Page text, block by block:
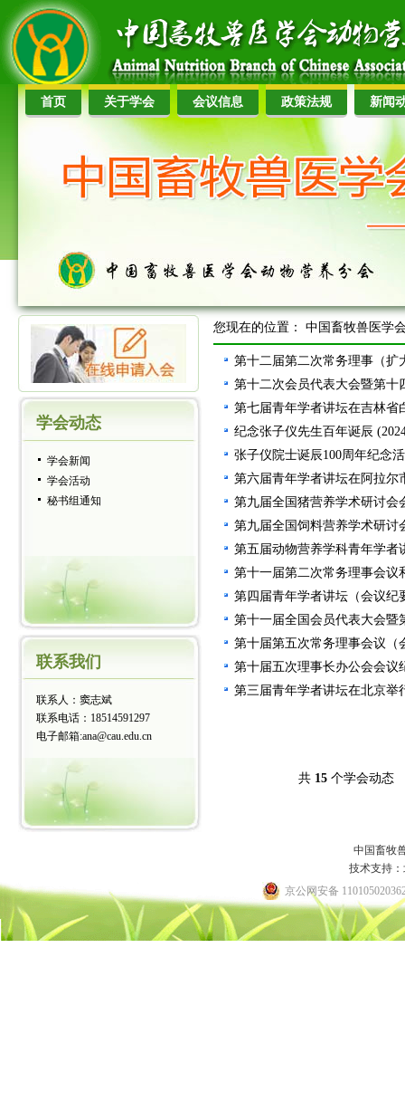
首页 关于学会 会议信息 政策法规 新闻
学会动态
学会新闻
学会活动
秘书组通知
联系我们
联系人：窦志斌
联系电话：18514591297
电子邮箱:ana@cau.edu.cn
您现在的位置： 中国畜牧兽医学
第十二届第二次常务理事（
第十二次会员代表大会暨第
第七届青年学者讲坛在吉林省
纪念张子仪先生百年诞辰
张子仪院士诞辰100周年纪念
第六届青年学者讲坛在阿拉尔
第九届全国猪营养学术研讨会
第九届全国饲料营养学术研讨
第五届动物营养学科青年学者
第十一届第二次常务理事会
第四届青年学者讲坛（会议纪
第十一届全国会员代表大会
第十届第五次常务理事会议（
第十届五次理事长办公会会议
第三届青年学者讲坛在北京举
共 15个学会动态
中国畜牧
技术支持
京公网安备